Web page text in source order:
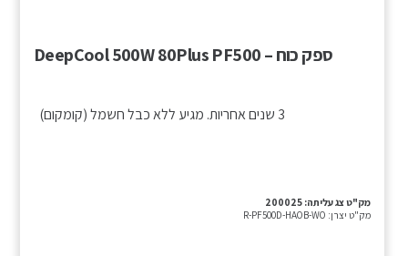
ספק כוח – DeepCool 500W 80Plus PF500
3 שנים אחריות. מגיע ללא כבל חשמל (קומקום)
מק"ט צג עליתה: 200025
מק"ט יצרן: R-PF500D-HAOB-WO